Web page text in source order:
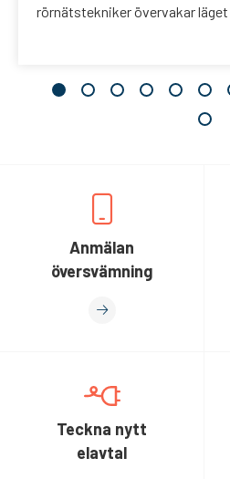
rörnätstekniker övervakar läget
Anmälan
översvämning
Teckna nytt
elavtal